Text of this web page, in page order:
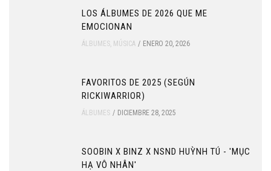
LOS ÁLBUMES DE 2026 QUE ME
EMOCIONAN
ÁLBUMES MÚSICA ENERO 20, 2026
FAVORITOS DE 2025 (SEGÚN
RICKIWARRIOR)
ÁLBUMES DICIEMBRE 28, 2025
SOOBIN X BINZ X NSND HUỲNH TÚ - 'MỤC
HẠ VÔ NHÂN'